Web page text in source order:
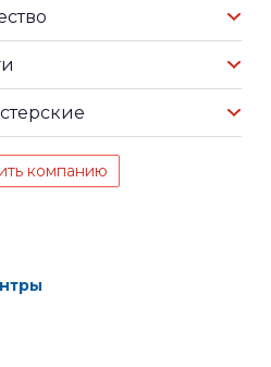
компанию